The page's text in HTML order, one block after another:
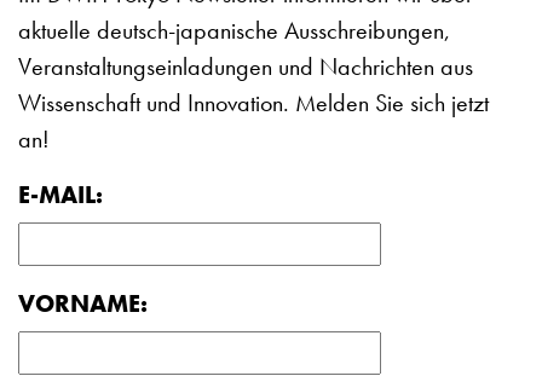
aktuelle deutsch-japanische Ausschreibungen,
Veranstaltungseinladungen und Nachrichten aus
Wissenschaft und Innovation. Melden Sie sich jetzt
an!
E-MAIL:
VORNAME: